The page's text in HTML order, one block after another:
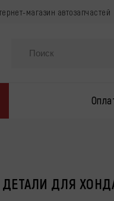
магазин автозапчастей
ДЛЯ